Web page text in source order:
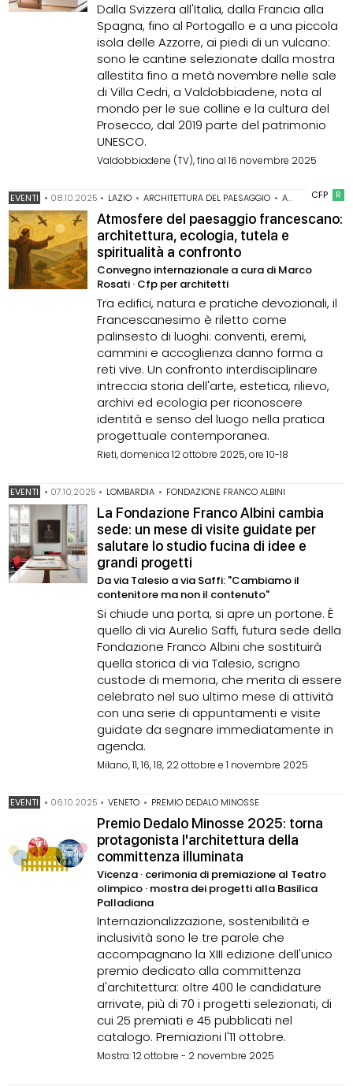
Dalla Svizzera all'Italia, dalla Francia alla
Spagna, fino al Portogallo e a una piccola
isola delle Azzorre, ai piedi di un vulcano:
sono le cantine selezionate dalla mostra
allestita fino a metà novembre nelle sale
di Villa Cedri, a Valdobbiadene, nota al
mondo per le sue colline e la cultura del
Prosecco, dal 2019 parte del patrimonio
UNESCO.
Valdobbiadene (TV), fino al 16 novembre 2025
CFP R
EVENTI • 08.10.2025 • LAZIO • ARCHITETTURA DEL PAESAGGIO • ARCHITETTURA SACRA
Atmosfere del paesaggio francescano:
architettura, ecologia, tutela e
spiritualità a confronto
Convegno internazionale a cura di Marco
Rosati · Cfp per architetti
Tra edifici, natura e pratiche devozionali, il
Francescanesimo è riletto come
palinsesto di luoghi: conventi, eremi,
cammini e accoglienza danno forma a
reti vive. Un confronto interdisciplinare
intreccia storia dell'arte, estetica, rilievo,
archivi ed ecologia per riconoscere
identità e senso del luogo nella pratica
progettuale contemporanea.
Rieti, domenica 12 ottobre 2025, ore 10-18
EVENTI • 07.10.2025 • LOMBARDIA • FONDAZIONE FRANCO ALBINI
La Fondazione Franco Albini cambia
sede: un mese di visite guidate per
salutare lo studio fucina di idee e
grandi progetti
Da via Talesio a via Saffi: "Cambiamo il
contenitore ma non il contenuto"
Si chiude una porta, si apre un portone. È
quello di via Aurelio Saffi, futura sede della
Fondazione Franco Albini che sostituirà
quella storica di via Talesio, scrigno
custode di memoria, che merita di essere
celebrato nel suo ultimo mese di attività
con una serie di appuntamenti e visite
guidate da segnare immediatamente in
agenda.
Milano, 11, 16, 18, 22 ottobre e 1 novembre 2025
EVENTI • 06.10.2025 • VENETO • PREMIO DEDALO MINOSSE
Premio Dedalo Minosse 2025: torna
protagonista l'architettura della
committenza illuminata
Vicenza · cerimonia di premiazione al Teatro
olimpico · mostra dei progetti alla Basilica
Palladiana
Internazionalizzazione, sostenibilità e
inclusività sono le tre parole che
accompagnano la XIII edizione dell'unico
premio dedicato alla committenza
d'architettura: oltre 400 le candidature
arrivate, più di 70 i progetti selezionati, di
cui 25 premiati e 45 pubblicati nel
catalogo. Premiazioni l'11 ottobre.
Mostra: 12 ottobre - 2 novembre 2025